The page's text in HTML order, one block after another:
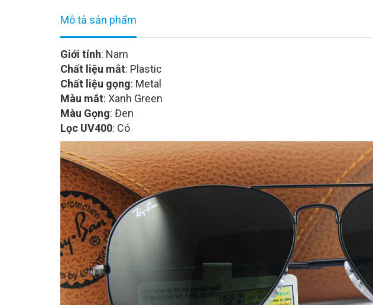
Mô tả sản phẩm
Giới tính: Nam
Chất liệu mắt: Plastic
Chất liệu gọng: Metal
Màu mắt: Xanh Green
Màu Gọng: Đen
Lọc UV400: Có